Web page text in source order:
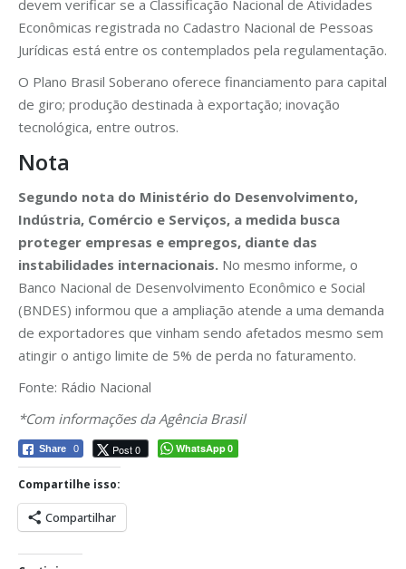
devem verificar se a Classificação Nacional de Atividades
Econômicas registrada no Cadastro Nacional de Pessoas
Jurídicas está entre os contemplados pela regulamentação.
O Plano Brasil Soberano oferece financiamento para capital
de giro; produção destinada à exportação; inovação
tecnológica, entre outros.
Nota
Segundo nota do Ministério do Desenvolvimento,
Indústria, Comércio e Serviços, a medida busca
proteger empresas e empregos, diante das
instabilidades internacionais. No mesmo informe, o
Banco Nacional de Desenvolvimento Econômico e Social
(BNDES) informou que a ampliação atende a uma demanda
de exportadores que vinham sendo afetados mesmo sem
atingir o antigo limite de 5% de perda no faturamento.
Fonte: Rádio Nacional
*Com informações da Agência Brasil
Share 0 Post 0 WhatsApp0
Compartilhe isso:
Compartilhar